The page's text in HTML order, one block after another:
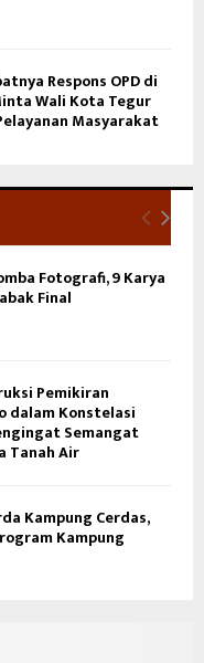
Respons OPD di
Wali Kota Tegur
Masyarakat
Fotografi, 9 Karya
Final
Pemikiran
dalam Konstelasi
Semangat
Tanah Air
Kampung Cerdas,
Kampung